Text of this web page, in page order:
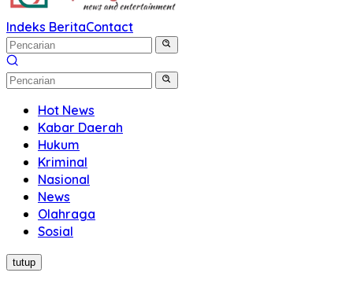
Indeks BeritaContact
Hot News
Kabar Daerah
Hukum
Kriminal
Nasional
News
Olahraga
Sosial
tutup